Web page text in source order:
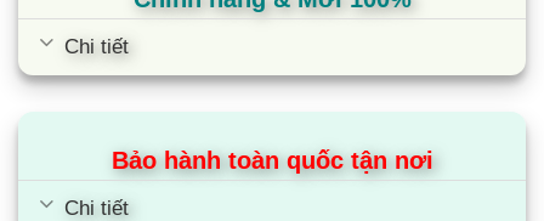
Chi tiết
Bảo hành toàn quốc tận nơi
Chi tiết